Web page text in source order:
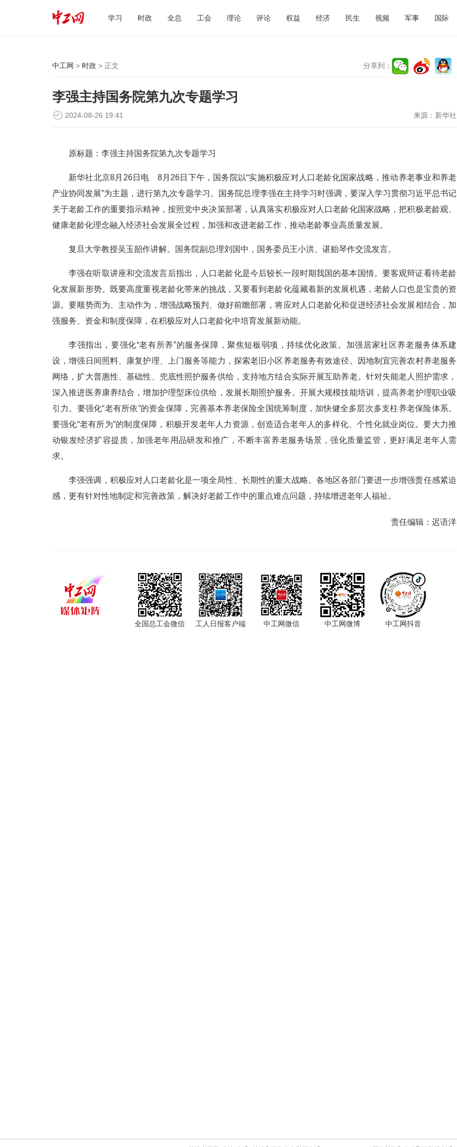
学习 时政 全总 工会 理论 评论 权益 经济 民生 视频 军事 国际
中工网 > 时政 > 正文 分享到：
李强主持国务院第九次专题学习
来源： 新华社
2024-08-26 19:41
原标题：李强主持国务院第九次专题学习
新华社北京8月26日电 8月26日下午，国务院以“实施积极应对人口老龄化国家战略，推动养老事业和养老
产业协同发展”为主题，进行第九次专题学习。国务院总理李强在主持学习时强调，要深入学习贯彻习近平总书记
关于老龄工作的重要指示精神，按照党中央决策部署，认真落实积极应对人口老龄化国家战略，把积极老龄观、
健康老龄化理念融入经济社会发展全过程，加强和改进老龄工作，推动老龄事业高质量发展。
复旦大学教授吴玉韶作讲解。国务院副总理刘国中，国务委员王小洪、谌贻琴作交流发言。
李强在听取讲座和交流发言后指出，人口老龄化是今后较长一段时期我国的基本国情。要客观辩证看待老龄
化发展新形势。既要高度重视老龄化带来的挑战，又要看到老龄化蕴藏着新的发展机遇，老龄人口也是宝贵的资
源。要顺势而为、主动作为，增强战略预判、做好前瞻部署，将应对人口老龄化和促进经济社会发展相结合，加
强服务、资金和制度保障，在积极应对人口老龄化中培育发展新动能。
李强指出，要强化“老有所养”的服务保障，聚焦短板弱项，持续优化政策。加强居家社区养老服务体系建
设，增强日间照料、康复护理、上门服务等能力，探索老旧小区养老服务有效途径。因地制宜完善农村养老服务
网络，扩大普惠性、基础性、兜底性照护服务供给，支持地方结合实际开展互助养老。针对失能老人照护需求，
深入推进医养康养结合，增加护理型床位供给，发展长期照护服务。开展大规模技能培训，提高养老护理职业吸
引力。要强化“老有所依”的资金保障，完善基本养老保险全国统筹制度，加快健全多层次多支柱养老保险体系。
要强化“老有所为”的制度保障，积极开发老年人力资源，创造适合老年人的多样化、个性化就业岗位。要大力推
动银发经济扩容提质，加强老年用品研发和推广，不断丰富养老服务场景，强化质量监管，更好满足老年人需
求。
李强强调，积极应对人口老龄化是一项全局性、长期性的重大战略。各地区各部门要进一步增强责任感紧迫
感，更有针对性地制定和完善政策，解决好老龄工作中的重点难点问题，持续增进老年人福祉。
责任编辑： 迟语洋
全国总工会微信 工人日报客户端 中工网微信 中工网微博 中工网抖音